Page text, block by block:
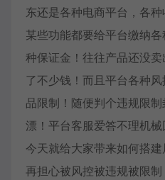
东还是各种电商平台，各
某些功能都要给平台缴纳
种保证金！往往产品还没
了不少钱！而且平台各种
品限制！随便判个违规限
漂！平台客服爱答不理机械
今天就给大家带来如何搭
再担心被风控被违规被限